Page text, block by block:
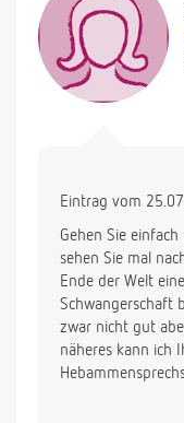
Eintrag vom
Gehen Sie
sehen Sie mal
Ende der Welt
Schwangerschaft
zwar nicht gut
näheres kann ich